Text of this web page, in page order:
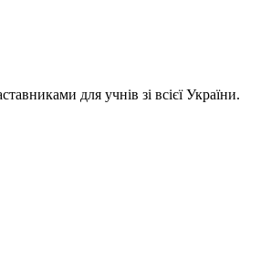
для учнів зі всієї України.